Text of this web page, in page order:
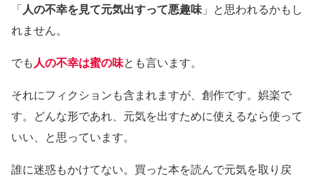
「 人の不幸を見て元気出すって悪趣味 」と思われるかもし
れません。
でも 人の不幸は蜜の味とも言います。
それにフィクションも含まれますが、創作です。娯楽で
す。どんな形であれ、元気を出すために使えるなら使って
いい、と思っています。
誰に迷惑もかけてない。買った本を読んで元気を取り戻